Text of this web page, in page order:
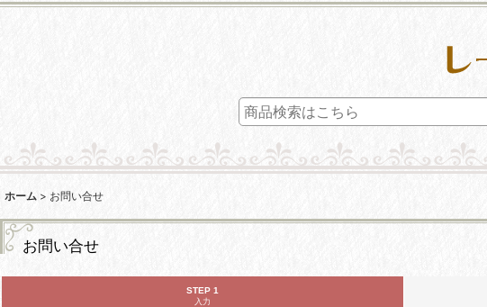
ホーム > お問い合せ
お問い合せ
STEP 1
入力